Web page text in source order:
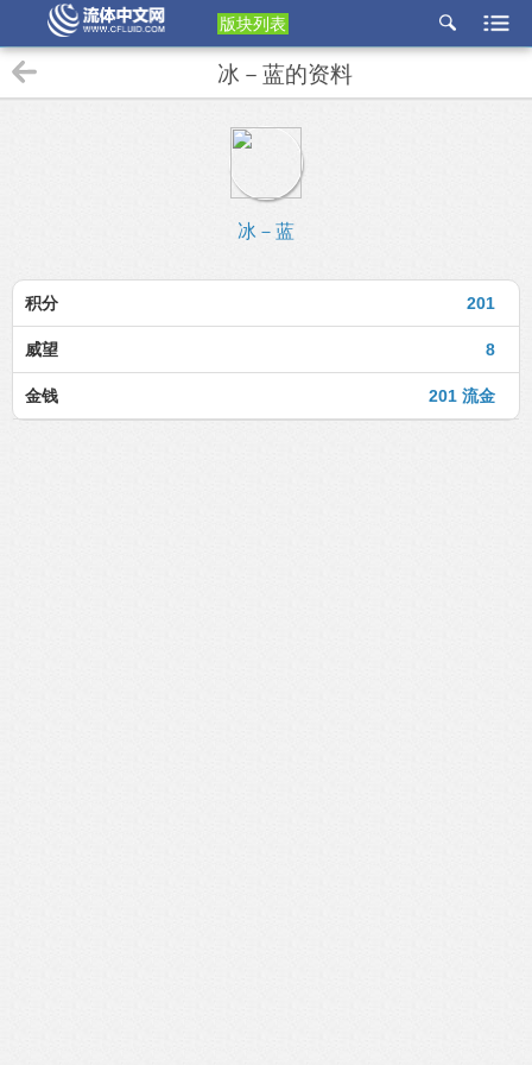
版块列表
etu
冰－蓝的资料
冰－蓝
201
积分
8
威望
201 流金
金钱